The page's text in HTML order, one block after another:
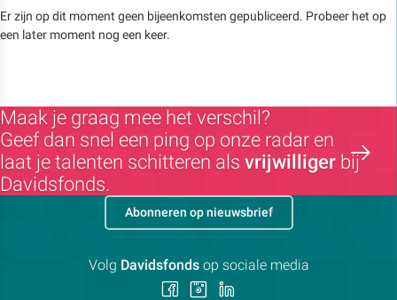
Er zijn op dit moment geen bijeenkomsten gepubliceerd. Probeer het op
een later moment nog een keer.
Maak je graag mee het verschil?
Geef dan snel een ping op onze radar en
laat je talenten schitteren als vrijwilliger bij
Davidsfonds.
Abonneren op nieuwsbrief
Volg Davidsfondsop sociale media
Volg Volg